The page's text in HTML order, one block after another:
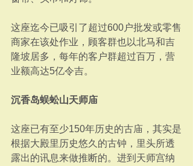
这座迄今已吸引了超过600户批发或零售
商家在该处作业，顾客群也以北马和吉
隆坡居多，每年的客户群超过百万，营
业额高达5亿令吉。
沉香岛蜈蚣山天师庙
这座已有至少150年历史的古庙，其实是
根据大殿里历史悠久的古钟，里头所透
露出的讯息来做推断的。进到天师宫纳